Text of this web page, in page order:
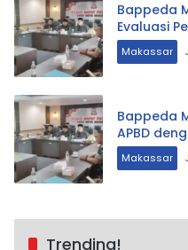
Bappeda
Evaluasi
Makassar
Bappeda
APBD
Makassar
Trending!